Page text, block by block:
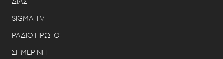
SIGMA TV
ΡΑΔΙΟ ΠΡΩΤΟ
ΣΗΜΕΡΙΝΗ